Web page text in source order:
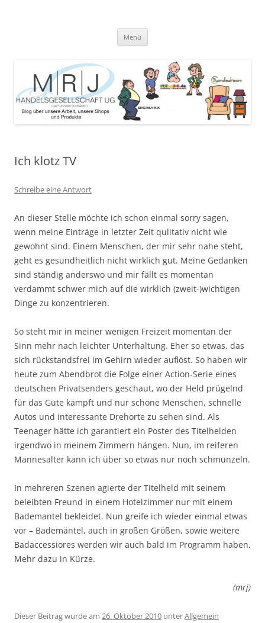
angebotene Produkte
Menü
Ich klotz TV
Schreibe eine Antwort
An dieser Stelle möchte ich schon einmal sorry sagen,
wenn meine Einträge in letzter Zeit qulitativ nicht wie
gewohnt sind. Einem Menschen, der mir sehr nahe steht,
geht es gesundheitlich nicht wirklich gut. Meine Gedanken
sind ständig anderswo und mir fällt es momentan
verdammt schwer mich auf die wirklich (zweit-)wichtigen
Dinge zu konzentrieren.
So steht mir in meiner wenigen Freizeit momentan der
Sinn mehr nach leichter Unterhaltung. Eher so etwas, das
sich rückstandsfrei im Gehirn wieder auflöst. So haben wir
heute zum Abendbrot die Folge einer Action-Serie eines
deutschen Privatsenders geschaut, wo der Held prügelnd
für das Gute kämpft und nur schöne Menschen, schnelle
Autos und interessante Drehorte zu sehen sind. Als
Teenager hätte ich garantiert ein Poster des Titelhelden
irgendwo in meinem Zimmern hängen. Nun, im reiferen
Mannesalter kann ich über so etwas nur noch schmunzeln.
In mehreren Szenen agierte der Titelheld mit seinem
beleibten Freund in einem Hotelzimmer nur mit einem
Bademantel bekleidet. Nun greife ich wieder einmal etwas
vor – Bademäntel, auch in großen Größen, sowie weitere
Badaccessiores werden wir auch bald im Programm haben.
Mehr dazu in Kürze.
(mrj)
Dieser Beitrag wurde am 26. Oktober 2010 unterAllgemein